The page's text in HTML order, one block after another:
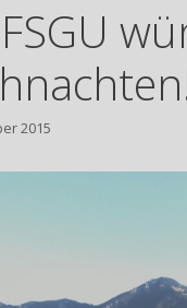
2015